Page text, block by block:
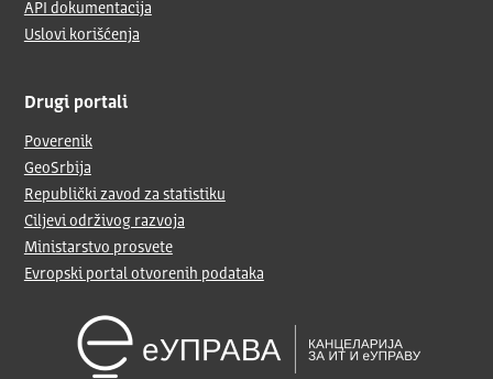
API dokumentacija
Uslovi korišćenja
Drugi portali
Poverenik
GeoSrbija
Republički zavod za statistiku
Ciljevi održivog razvoja
Ministarstvo prosvete
Evropski portal otvorenih podataka